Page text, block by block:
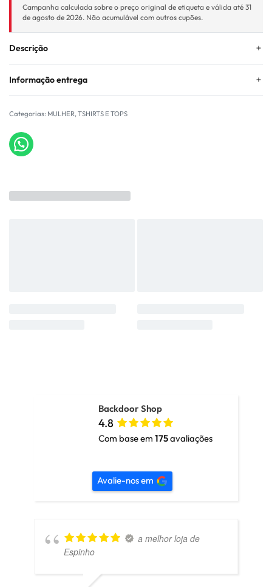
Campanha calculada sobre o preço original de etiqueta e válida até 31
de agosto de 2026. Não acumulável com outros cupões.
Descrição
Informação entrega
Categorias: MULHER,TSHIRTS E TOPS
Backdoor Shop
4.8
Com base em 175avaliações
Avalie-nos em
a melhor loja de
Espinho